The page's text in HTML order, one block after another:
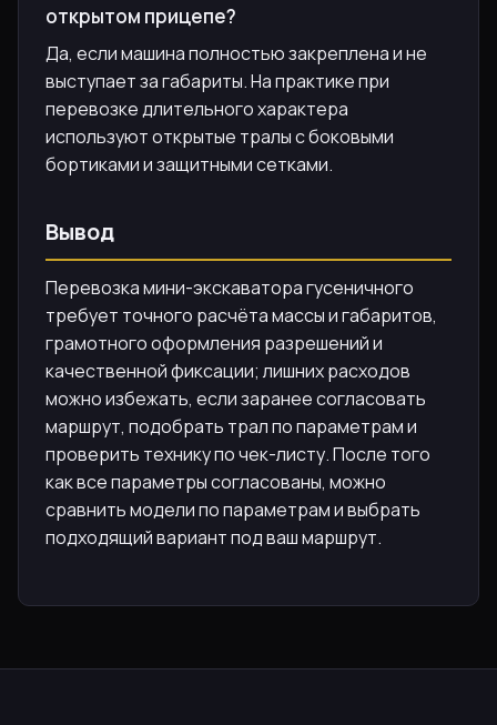
открытом прицепе?
Да, если машина полностью закреплена и не
выступает за габариты. На практике при
перевозке длительного характера
используют открытые тралы с боковыми
бортиками и защитными сетками.
Вывод
Перевозка мини-экскаватора гусеничного
требует точного расчёта массы и габаритов,
грамотного оформления разрешений и
качественной фиксации; лишних расходов
можно избежать, если заранее согласовать
маршрут, подобрать трал по параметрам и
проверить технику по чек-листу. После того
как все параметры согласованы, можно
сравнить модели по параметрам и выбрать
подходящий вариант под ваш маршрут.